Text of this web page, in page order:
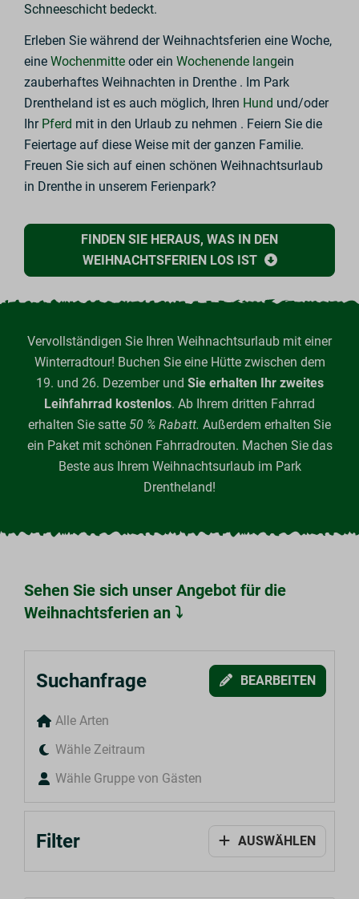
Schneeschicht bedeckt.
Erleben Sie während der Weihnachtsferien eine Woche,
eineWochenmitte oder einWochenende langein
zauberhaftes Weihnachten in Drenthe . Im Park
Drentheland ist es auch möglich, Ihren Hund und/oder
Ihr Pferd mit in den Urlaub zu nehmen . Feiern Sie die
Feiertage auf diese Weise mit der ganzen Familie.
Freuen Sie sich auf einen schönen Weihnachtsurlaub
in Drenthe in unserem Ferienpark?
FINDEN SIE HERAUS, WAS IN DEN
WEIHNACHTSFERIEN LOS IST
Vervollständigen Sie Ihren Weihnachtsurlaub mit einer
Winterradtour! Buchen Sie eine Hütte zwischen dem
19. und 26. Dezember und Sie erhalten Ihr zweites
Leihfahrrad kostenlos. Ab Ihrem dritten Fahrrad
erhalten Sie satte 50 % Rabatt. Außerdem erhalten Sie
ein Paket mit schönen Fahrradrouten. Machen Sie das
Beste aus Ihrem Weihnachtsurlaub im Park
Drentheland!
Sehen Sie sich unser Angebot für die
Weihnachtsferien an ⤵
Suchanfrage BEARBEITEN
Alle Arten
Wähle Zeitraum
Wähle Gruppe von Gästen
Filter AUSWÄHLEN